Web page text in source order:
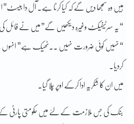
ہیں وہ سمجھا دیں گے کہ کیا کرنا ہے۔ آل دا بیسٹ”
“ یہ سرٹیفیکٹ وغیرہ دیکھیں گے” میں نے فائل کی
“ نہیں کوئی ضرورت نہیں ۔۔ٹھیک ہے”
کردیا۔
میں ان کا شکریہ ادا کرکے اوپر چلا گیا۔
بنک کی جس ملازمت کے لئے میں حکومتی پارٹی